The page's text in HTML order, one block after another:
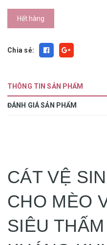
Hết hàng
Chia sẻ:
THÔNG TIN SẢN PHẨM
ĐÁNH GIÁ SẢN PHẨM
CÁT VỆ
CHO MÈO
SIÊU